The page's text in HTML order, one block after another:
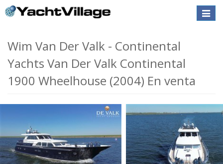
Toggle
Wim Van Der Valk - Continental
Yachts Van Der Valk Continental
1900 Wheelhouse (2004) En venta